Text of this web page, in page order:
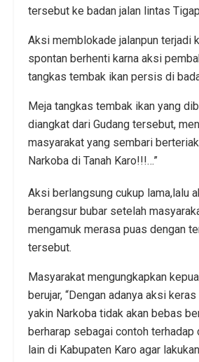
tersebut ke badan jalan lintas
Aksi memblokade jalanpun terjadi
spontan berhenti karna aksi
tangkas tembak ikan persis di
Meja tangkas tembak ikan yang
diangkat dari Gudang tersebut,
masyarakat yang sembari berteriak
Narkoba di Tanah Karo!!!…”
Aksi berlangsung cukup lama,lalu
berangsur bubar setelah
mengamuk merasa puas dengan
tersebut.
Masyarakat mengungkapkan
berujar, “Dengan adanya aksi
yakin Narkoba tidak akan bebas
berharap sebagai contoh terhadap
lain di Kabupaten Karo agar